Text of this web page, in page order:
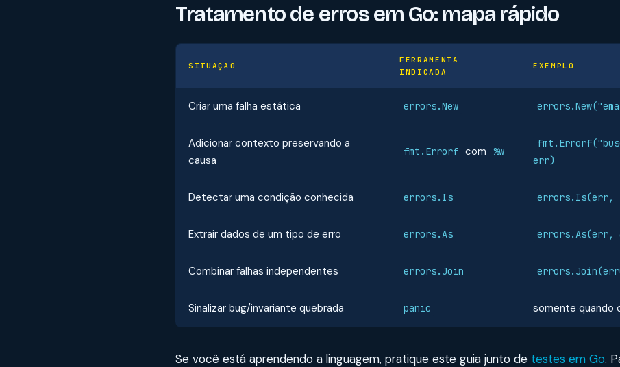
Tratamento de erros em Go: mapa rápido
SITUAÇÃO
FERRAMENTA
INDICADA
EXEMPLO
Criar uma falha estática errors.New
Adicionar contexto preservando a
causa
fmt.Errorf com %w
err)
Detectar uma condição conhecida errors.Is errors.Is(err,
Extrair dados de um tipo de erro errors.As errors.As(err,
Combinar falhas independentes errors.Join
Sinalizar bug/invariante quebrada panic somente quando
Se você está aprendendo a linguagem, pratique este guia junto de testes em Go.